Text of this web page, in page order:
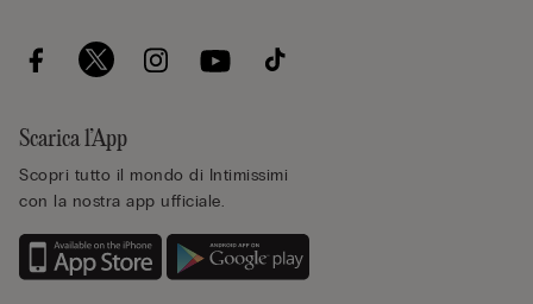
Scarica l’App
Scopri tutto il mondo di Intimissimi
con la nostra app ufficiale.